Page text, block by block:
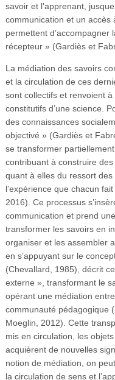
savoir et l’apprenant,
communication et un accès
permettent d’accompagner
récepteur » (Gardiès et
La médiation des savoirs
et la circulation de ces
sont collectifs et renvoient
constitutifs d’une science.
des connaissances
objectivé » (Gardiès et
se transformer
contribuant à construire
quant à elles du ressort
l’expérience que chacun
2016). Ce processus
communication et prend
transformer les savoirs en
organiser et les assembler
en s’appuyant sur le
(Chevallard, 1985), décrit
externe », transformant le
opérant une médiation
communauté pédagogique
Moeglin, 2012). Cette
mis en circulation, les
acquièrent de nouvelles
notion de médiation, on
la circulation de sens et